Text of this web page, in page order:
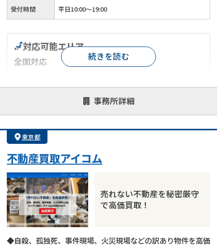
受付時間 平日10:00～19:00
事務所詳細
対応可能エリア
全国対応
対応が親身 オンライン面談可能
レスポンスが早い
1億円以上の買取可
続きを読む
東京都
不動産買取アイコム
売れない不動産を秘密厳守
で高価買取！
◆自殺、孤独死、事件現場、火災現場などの訳あり物件を高価